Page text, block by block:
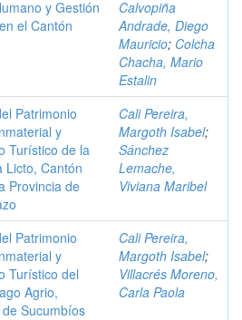
y Gestión
el Cantón
Calvopiña
Andrade, Diego
Mauricio; Colcha
Chacha, Mario
Estalin
Patrimonio
y
Turístico de la
Licto, Cantón
Provincia de
Cali Pereira,
Margoth Isabel;
Sánchez
Lemache,
Viviana Maribel
Patrimonio
y
Turístico del
Agrio,
Sucumbíos
Cali Pereira,
Margoth Isabel;
Villacrés Moreno,
Carla Paola